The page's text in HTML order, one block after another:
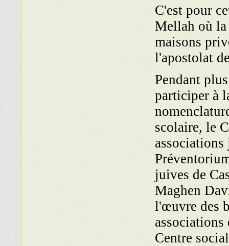
C'est pour
Mellah où la
maisons
l'apostolat
Pendant
participer à
scolaire, le
juives de
Maghen
l'œuvre des
Centre